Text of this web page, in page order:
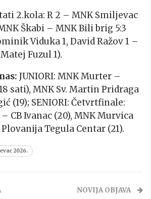
2.kola: R 2 – MNK Smiljevac
Škabi – MNK Bili brig 5:3
Viduka 1, David Ražov 1 –
Fuzul 1).
JUNIORI: MNK Murter –
sati), MNK Sv. Martin Pridraga
(19); SENIORI: Četvrtfinale:
– CB Ivanac (20), MNK Murvica
Tegula Centar (21).
2026.
NOVIJA OBJAVA